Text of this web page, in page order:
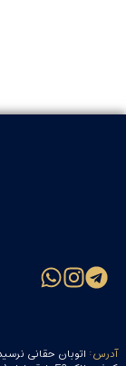
آدرس: اتوبان حقانی